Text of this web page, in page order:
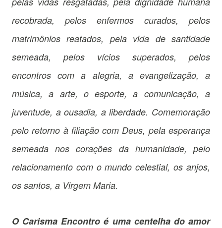
recobrada, pelos enfermos curados, pelos
matrimônios reatados, pela vida de santidade
semeada, pelos vícios superados, pelos
encontros com a alegria, a evangelização, a
música, a arte, o esporte, a comunicação, a
juventude, a ousadia, a liberdade. Comemoração
pelo retorno à filiação com Deus, pela esperança
semeada nos corações da humanidade, pelo
relacionamento com o mundo celestial, os anjos,
os santos, a Virgem Maria.
O Carisma Encontro é uma centelha do amor